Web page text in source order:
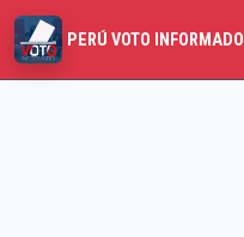
PERÚ VOTO INFORMADO